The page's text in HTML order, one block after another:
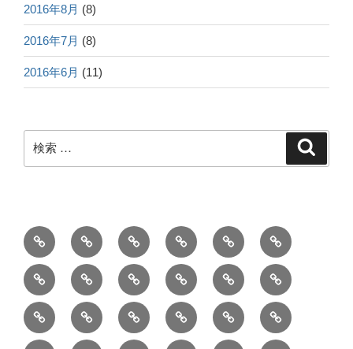
2016年8月 (8)
2016年7月 (8)
2016年6月 (11)